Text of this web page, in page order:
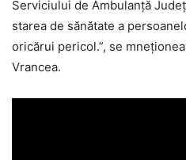
Serviciului de Ambulanță
starea de sănătate a
oricărui pericol.”, se
Vrancea.